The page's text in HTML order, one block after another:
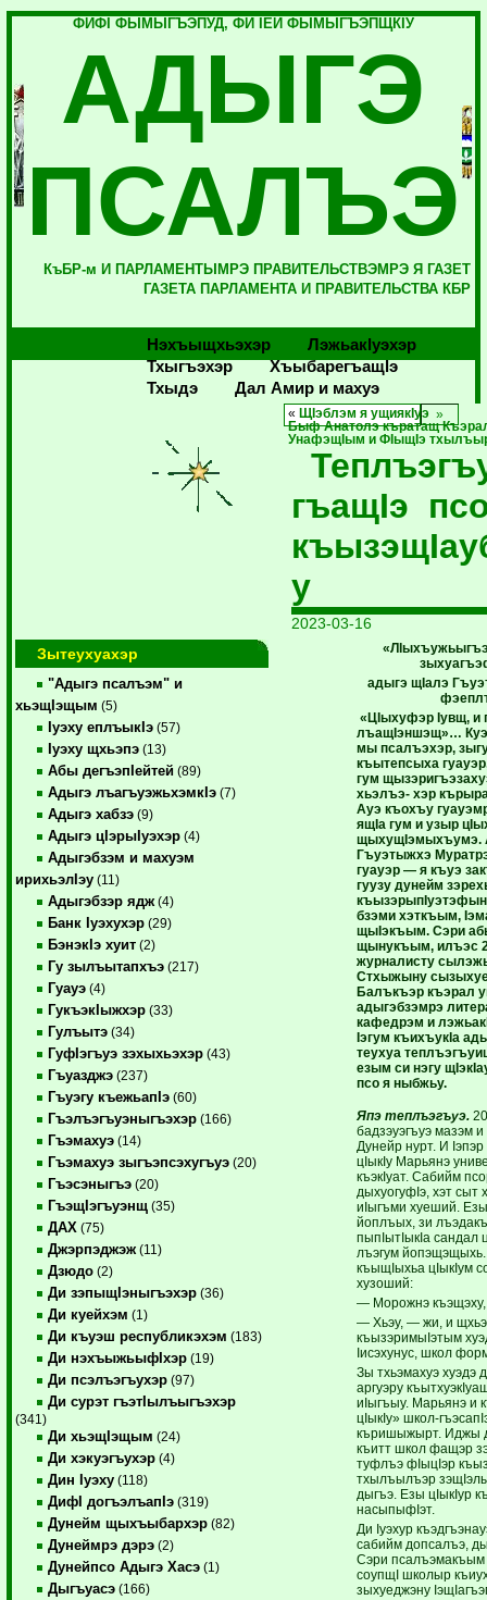
ФИФI ФЫМЫГЪЭПУД, ФИ IЕЙ ФЫМЫГЪЭПЩКIУ
АДЫГЭ
ПСАЛЪЭ
КъБР-м И ПАРЛАМЕНТЫМРЭ ПРАВИТЕЛЬСТВЭМРЭ Я ГАЗЕТ
ГАЗЕТА ПАРЛАМЕНТА И ПРАВИТЕЛЬСТВА КБР
Нэхъыщхьэхэр
Лэжьакlуэхэр
Тхыгъэхэр
Хъыбарегъащlэ
Тхыдэ
Дал Амир и махуэ
Зытеухуахэр
"Адыгэ псалъэм" и
хьэщIэщым (5)
Iуэху еплъыкIэ (57)
Iуэху щхьэпэ (13)
Абы дегъэпIейтей (89)
Адыгэ лъагъуэжьхэмкIэ (7)
Адыгэ хабзэ (9)
Адыгэ цIэрыIуэхэр (4)
Адыгэбзэм и махуэм
ирихьэлIэу (11)
Адыгэбзэр ядж (4)
Банк Iуэхухэр (29)
БэнэкIэ хуит (2)
Гу зылъытапхъэ (217)
Гуауэ (4)
ГукъэкIыжхэр (33)
Гулъытэ (34)
ГуфIэгъуэ зэхыхьэхэр (43)
Гъуазджэ (237)
Гъуэгу къежьапIэ (60)
Гъэлъэгъуэныгъэхэр (166)
Гъэмахуэ (14)
Гъэмахуэ зыгъэпсэхугъуэ (20)
Гъэсэныгъэ (20)
ГъэщIэгъуэнщ (35)
ДАХ (75)
Джэрпэджэж (11)
Дзюдо (2)
Ди зэпыщIэныгъэхэр (36)
Ди куейхэм (1)
Ди къуэш республикэхэм (183)
Ди нэхъыжьыфIхэр (19)
Ди псэлъэгъухэр (97)
Ди сурэт гъэтIылъыгъэхэр
(341)
Ди хьэщIэщым (24)
Ди хэкуэгъухэр (4)
Дин Iуэху (118)
ДифI догъэлъапIэ (319)
Дунейм щыхъыбархэр (82)
Дунеймрэ дэрэ (2)
Дунейпсо Адыгэ Хасэ (1)
Дыгъуасэ (166)
« ЩIэблэм я ущиякIуэ
Быф Анатолэ къратащ
УнафэщIым и ФIыщIэ
гъащIэ
у
2023-03-16
адыгэ щIалэ
«ЦIыхуфэр Iувщ, и
лъащIэншэщ»…
мы псалъэхэр,
къытепсыха
гум
хьэлъэ- хэр
Ауэ къохъу
ящIа гум и узыр
щыхущIэмыхъумэ.
Гъуэтыжхэ
гуауэр — я къуэ
гуузу дунейм
бзэми хэткъым,
щыIэкъым. Сэри
щынукъым, илъэс
журналисту
Стхыжыну
Балъкъэр къэрал
адыгэбзэмрэ
кафедрэм и
Iэгум къихъукIа
теухуа
езым си нэгу
псо я ныбжьу.
Япэ теплъэгъуэ.
бадзэуэгъуэ мазэм и
Дунейр нурт. И
цIыкIу Марьянэ
къэкIуат. Сабийм
дыхуогуфIэ, хэт сыт
иIыгъми хуеший.
йоплъых, зи
пыпIытIыкIа сандал
лъэгум
къыщIыхьа цIыкIум
хузоший:
— Морожнэ
— Хьэу, — жи, и
къызэримыIэтым
Iисэхунус, школ
Зы тхьэмахуэ хуэдэ
аргуэру
иIыгъыу. Марьянэ и
цIыкIу» школ-
къришыжырт. Иджы
къитт школ фащэр
туфлъэ фIыцIэр
тхылъылъэр
дыгъэ. Езы цIыкIур
насыпыфIэт.
Ди Iуэхур
сабийм допсалъэ,
Сэри псалъэмакъым
соупщI школыр
зыхуеджэну